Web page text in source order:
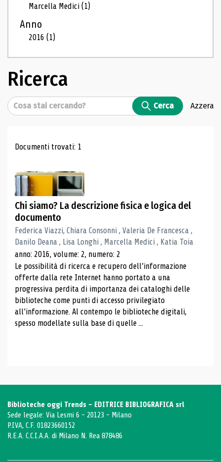
Marcella Medici(1)
Anno
2016(1)
Ricerca
Cerca Cerca Azzera
Risultati di ricerca
Documenti trovati: 1
Chi siamo? La descrizione fisica e logica del
documento
Federica Viazzi, Chiara Consonni , Valeria De Francesca ,
Danilo Deana , Lisa Longhi , Marcella Medici , Katia Toia
anno: 2016, volume: 2, numero: 2
Le possibilità di ricerca e recupero dell’informazione
offerte dalla rete Internet hanno portato a una
progressiva perdita di importanza dei cataloghi delle
biblioteche come punti di accesso privilegiato
all’informazione. Al contempo le biblioteche digitali,
spesso modellate sulla base di quelle ...
Biblioteche oggi Trends - EDITRICE BIBLIOGRAFICA srl
Sede legale: Via Lesmi 6 - 20123 - Milano
P.IVA, C.F. 01823660152
R.E.A. C.C.I.A.A. di Milano N. Rea 878486